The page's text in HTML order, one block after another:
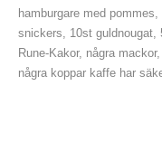
hamburgare med
snickers, 10st guldnougat,
Rune-Kakor, några
några koppar kaffe har